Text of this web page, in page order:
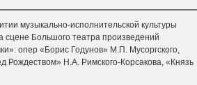
музыкально-исполни­тельской культуры
сце­не Большого театра произведений
опер «Борис Годунов» М.П. Му­соргского,
Рождеством» Н.А. Римского-Корсакова, «Князь